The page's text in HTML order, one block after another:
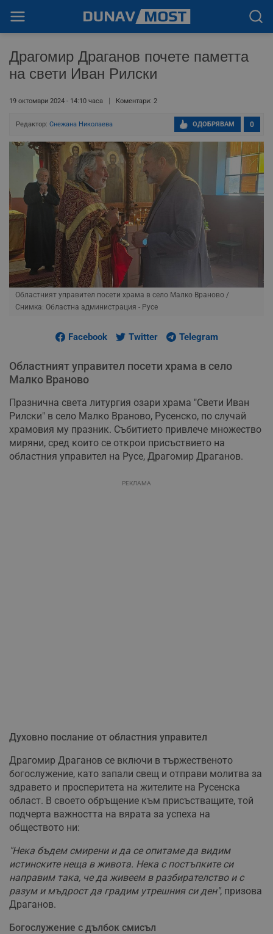
Драгомир Драганов почете паметта
на свети Иван Рилски
19 октомври 2024 - 14:10 часа Коментари: 2
Редактор: Снежана Николаева 0
ОДОБРЯВАМ
Областният управител посети храма в село Малко Враново /
Снимка: Областна администрация - Русе
Facebook Twitter Telegram
Областният управител посети храма в село
Малко Враново
Празнична света литургия озари храма "Свети Иван
Рилски" в село Малко Враново, Русенско, по случай
храмовия му празник. Събитието привлече множество
миряни, сред които се открои присъствието на
областния управител на Русе, Драгомир Драганов.
РЕКЛАМА
Духовно послание от областния управител
Драгомир Драганов се включи в тържественото
богослужение, като запали свещ и отправи молитва за
здравето и просперитета на жителите на Русенска
област. В своето обръщение към присъстващите, той
подчерта важността на вярата за успеха на
обществото ни:
"Нека бъдем смирени и да се опитаме да видим
истинските неща в живота. Нека с постъпките си
направим така, че да живеем в разбирателство и с
разум и мъдрост да градим утрешния си ден", призова
Драганов.
Богослужение с дълбок смисъл